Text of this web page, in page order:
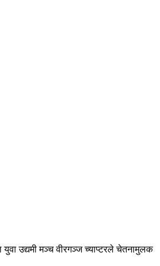
उद्यमी मञ्च वीरगञ्ज च्याप्टरले चेतनामुलक